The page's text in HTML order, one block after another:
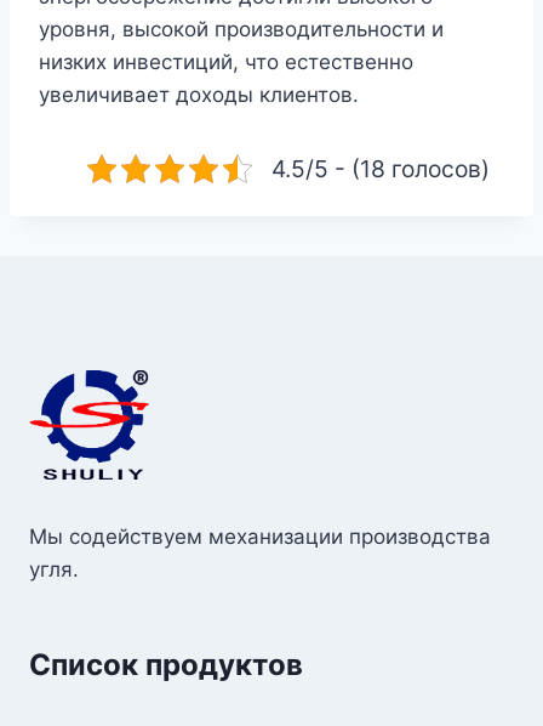
уровня, высокой производительности и
низких инвестиций, что естественно
увеличивает доходы клиентов.
4.5/5 - (18 голосов)
Мы содействуем механизации производства
угля.
Список продуктов